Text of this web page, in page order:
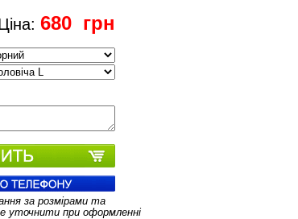
680 грн
за розмірами та
уточнити при оформленні